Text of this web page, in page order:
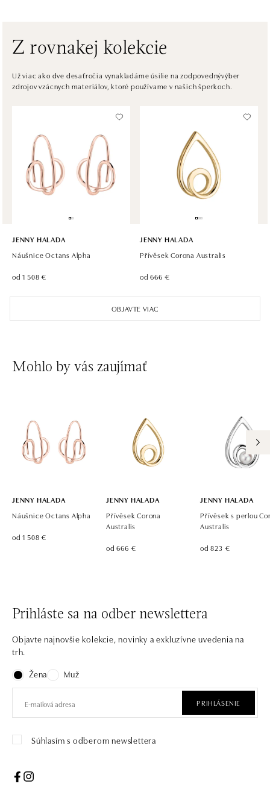
HALADA Česká, Brno
Česká 23, 602 00 Brno
tel.: +420602443261
HALADA OC Avion, Ostrava
Rudná 3114/114, 700 30 Ostrava-Zábřeh
tel.: +420605174749
zajtra otvorené od 09:00
Z rovnakej kolekcie
Už viac ako dve desaťročia vynakladáme úsilie na zodpovednývýber
zdrojov vzácnych materiálov, ktoré používame v našich šperkoch.
OBJAVTE VIAC
JENNY HALADA
Náušnice Octans Alpha
od 1 508 €
JENNY HALADA
Přívěsek Corona Australis
od 666 €
Mohlo by vás zaujímať
JENNY HALADA
Náušnice Octans Alpha
od 1 508 €
JENNY HALADA
Přívěsek Corona
Australis
od 666 €
JENNY HALADA
Přívěsek s perlou
Australis
od 823 €
Prihláste sa na odber newslettera
Objavte najnovšie kolekcie, novinky a exkluzívne uvedenia na
trh.
Žena
Muž
PRIHLÁSENIE
Súhlasím s odberom newslettera